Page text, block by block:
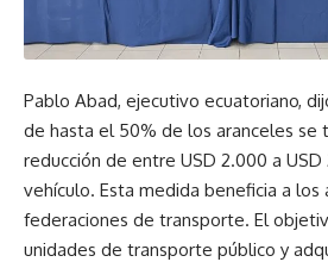
Pablo Abad, ejecutivo ecuatoriano,
de hasta el 50% de los aranceles se
reducción de entre USD 2.000 a
vehículo. Esta medida beneficia a los
federaciones de transporte. El
unidades de transporte público y